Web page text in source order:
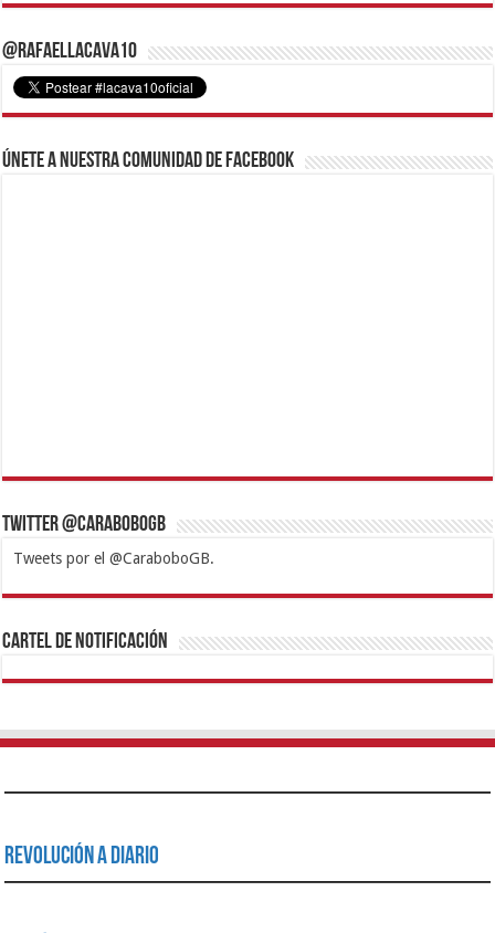
@RafaelLacava10
Únete a nuestra comunidad de Facebook
Twitter @CaraboboGB
Tweets por el @CaraboboGB.
1xbetBetturkeyBetistKralbetSupertotobetTipobetMatadorbetMariobet
https://mvbcasino.com/
Cartel de Notificación
Revolución a Diario